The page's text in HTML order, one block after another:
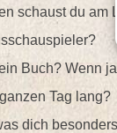
schaust du am
Buch? Wenn
Tag lang?
dich